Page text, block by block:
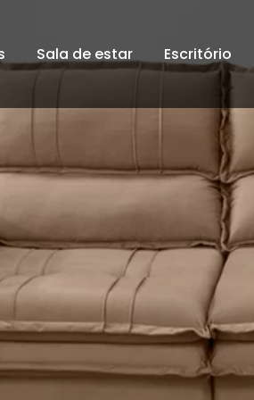
Sala de estar Escritório